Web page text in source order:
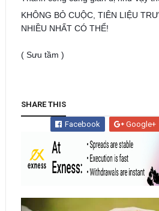
KHÔNG BỎ CUỘC, TIÊN LIỆU
NHIỀU NHẤT CÓ THỂ!
( Sưu tầm )
SHARE THIS
Facebook Google+